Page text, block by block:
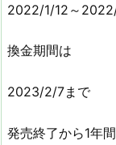
2022/1/12～
換金期間は
2023/2/7まで
発売終了から1年